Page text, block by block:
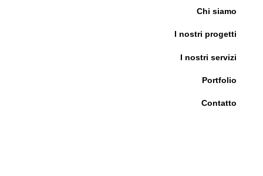
Chi siamo
I nostri progetti
I nostri servizi
Portfolio
Contatto